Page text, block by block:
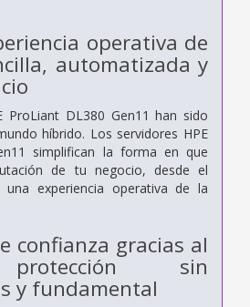
operativa de
automatizada y
ProLiant DL380 Gen11 han sido
híbrido. Los servidores HPE
simplifican la forma en que
de tu negocio, desde el
una experiencia operativa de la
confianza gracias al
sin
y fundamental